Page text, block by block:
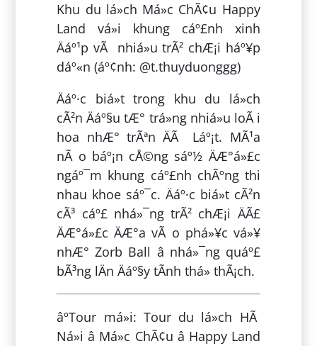
Khu du lá»ch Má»c ChÃ¢u Happy
Land vá»i khung cáº£nh xinh
Äáº¹p vÃ nhiá»u trÃ² chÆ¡i háº¥p
dáº«n (áº¢nh: @t.thuyduonggg)
Äáº·c biá»t trong khu du lá»ch
cÃ²n Äáº§u tÆ° trá»ng nhiá»u loÃ i
hoa nhÆ° trÃªn ÄÃ Láº¡t. MÃ¹a
nÃ o báº¡n cÅ©ng sáº½ ÄÆ°á»£c
ngáº¯m khung cáº£nh chÃºng thi
nhau khoe sáº¯c. Äáº·c biá»t cÃ²n
cÃ³ cáº£ nhá»¯ng trÃ² chÆ¡i ÄÃ£
ÄÆ°á»£c ÄÆ°a vÃ o phá»¥c vá»¥
nhÆ° Zorb Ball â nhá»¯ng quáº£
bÃ³ng lÄn Äáº§y tÃ­nh thá»­ thÃ¡ch.
âºTour má»i: Tour du lá»ch HÃ
Ná»i â Má»c ChÃ¢u â Happy Land